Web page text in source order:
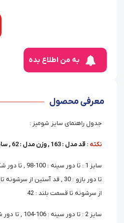
به من اطلاع بده
معرفی محصول
جدول راهنمای سایز شومیز :
نکته : قد مدل : 163 , وزن مدل : 62 , سایز مدل 40-42 میباشد.
از سرشونه تا قسمت بلند : 42